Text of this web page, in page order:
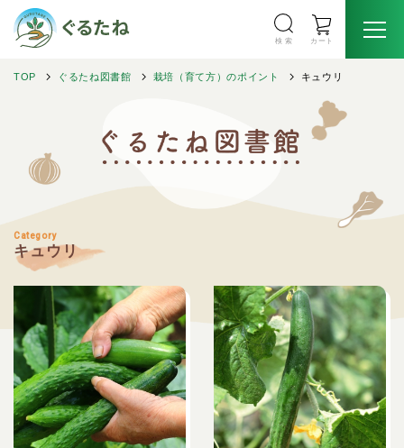
検 索 カート
TOP ぐるたね図書館 栽培（育て方）のポイント キュウリ
Category
キュウリ